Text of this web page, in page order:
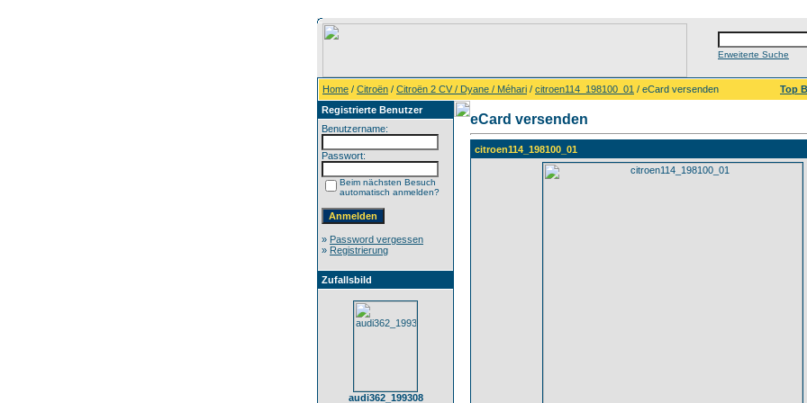
Erweiterte Suche
Home / Citroën / Citroën 2 CV / Dyane / Méhari / citroen114_198100_01 / eCard versenden Top
Registrierte Benutzer
Benutzername:
Passwort:
Beim nächsten Besuch
automatisch anmelden?
» Password vergessen
» Registrierung
Zufallsbild
audi362_199308
eCard versenden
citroen114_198100_01